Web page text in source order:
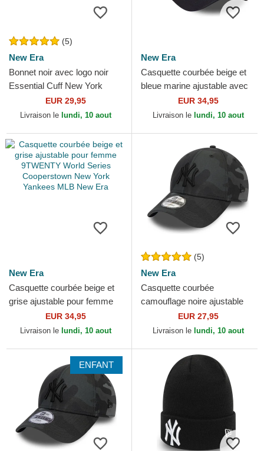
(5)
New Era
Bonnet noir avec logo noir
Essential Cuff New York
Yankees MLB New Era
EUR 29,95
Livraison le lundi, 10 aout
New Era
Casquette courbée beige et
bleue marine ajustable avec
logo bleu marine 9FORTY
World Series New...
EUR 34,95
Livraison le lundi, 10 aout
New Era
Casquette courbée beige et
grise ajustable pour femme
9TWENTY World Series
Cooperstown New York...
EUR 34,95
Livraison le lundi, 10 aout
(5)
New Era
Casquette courbée
camouflage noire ajustable
avec logo noir 9FORTY
League Essential New York...
EUR 27,95
Livraison le lundi, 10 aout
ENFANT